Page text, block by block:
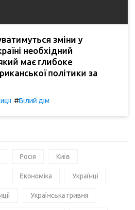
зміни у
необхідний
має глибоке
політики за
#Білий дім
Росія Київ
Економіка Українці
Українська гривня